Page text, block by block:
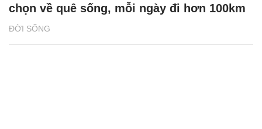
ĐỜI SỐNG
chọn về quê sống, mỗi ngày đi hơn 100km